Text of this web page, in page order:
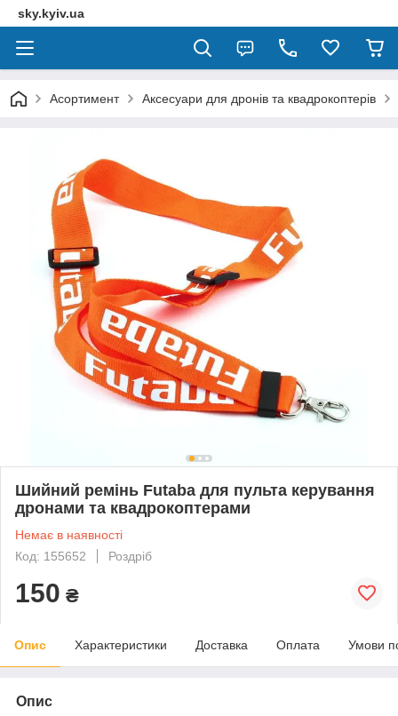
sky.kyiv.ua
Асортимент Аксесуари для дронів та квадрокоптерів
Шийний ремінь Futaba для пульта керування
дронами та квадрокоптерами
Немає в наявності
Код: 155652
Роздріб
150 ₴
Опис Характеристики Доставка Оплата Умови
Опис